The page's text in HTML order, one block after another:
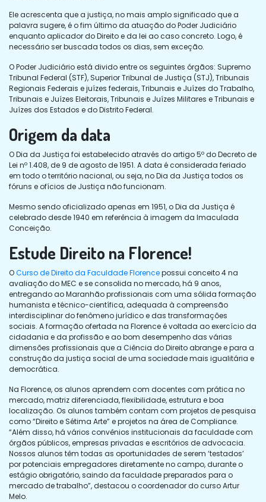
Ele acrescenta que a justiça, no mais amplo significado que a
palavra sugere, é o fim último da atuação do Poder Judiciário
enquanto aplicador do Direito e da lei ao caso concreto. Logo, é
necessário ser buscada todos os dias, sem exceção.
O Poder Judiciário está divido entre os seguintes órgãos: Supremo
Tribunal Federal (STF), Superior Tribunal de Justiça (STJ), Tribunais
Regionais Federais e juízes federais, Tribunais e Juízes do Trabalho,
Tribunais e Juízes Eleitorais, Tribunais e Juízes Militares e Tribunais e
Juízes dos Estados e do Distrito Federal.
Origem da data
O Dia da Justiça foi estabelecido através do artigo 5º do Decreto de
Lei nº 1.408, de 9 de agosto de 1951. A data é considerada feriado
em todo o território nacional, ou seja, no Dia da Justiça todos os
fóruns e ofícios de Justiça não funcionam.
Mesmo sendo oficializado apenas em 1951, o Dia da Justiça é
celebrado desde 1940 em referência à imagem da Imaculada
Conceição.
Estude Direito na Florence!
OCurso de Direito da Faculdade Florencepossui conceito 4 na
avaliação do MEC e se consolida no mercado, há 9 anos,
entregando ao Maranhão profissionais com uma sólida formação
humanista e técnico-científica, adequada à compreensão
interdisciplinar do fenômeno jurídico e das transformações
sociais. A formação ofertada na Florence é voltada ao exercício da
cidadania e da profissão e ao bom desempenho das várias
dimensões profissionais que a Ciência do Direito abrange e para a
construção da justiça social de uma sociedade mais igualitária e
democrática.
Na Florence, os alunos aprendem com docentes com prática no
mercado, matriz diferenciada, flexibilidade, estrutura e boa
localização. Os alunos também contam com projetos de pesquisa
como “Direito e Sétima Arte” e projetos na área de Compliance.
“Além disso, há vários convênios institucionais da faculdade com
órgãos públicos, empresas privadas e escritórios de advocacia.
Nossos alunos têm todas as oportunidades de serem ‘testados’
por potenciais empregadores diretamente no campo, durante o
estágio obrigatório, saindo da faculdade preparados para o
mercado de trabalho”, destacou o coordenador do curso Artur
Melo.